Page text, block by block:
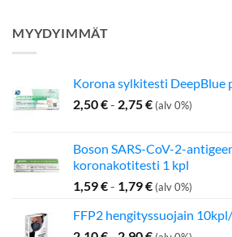
MYYDYIMMÄT
Korona sylkitesti DeepBlue
2,50€- 2,75€ (alv 0%)
Boson SARS-CoV-2-
koronakotitesti 1 kpl
1,59€- 1,79€ (alv 0%)
FFP2 hengityssuojain